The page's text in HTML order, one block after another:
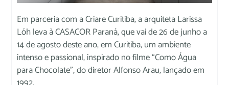
Em parceria com a Criare Curitiba, a arquiteta Larissa
Lóh leva à CASACOR Paraná, que vai de 26 de junho a
14 de agosto deste ano, em Curitiba, um ambiente
intenso e passional, inspirado no filme “Como Água
para Chocolate”, do diretor Alfonso Arau, lançado em